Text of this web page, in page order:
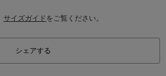
サイズガイドをご覧ください。
シェアする